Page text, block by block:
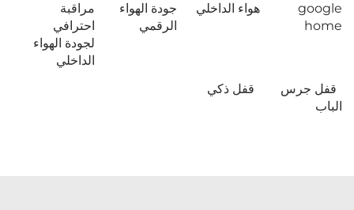
google
home
هواء الداخلي
جودة الهواء
الرقمي
مراقبة
احترافي
لجودة الهواء
الداخلي
قفل جرس
الباب
قفل ذكي